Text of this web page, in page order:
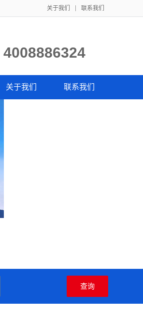
关于我们 联系我们
关于我们 联系我们